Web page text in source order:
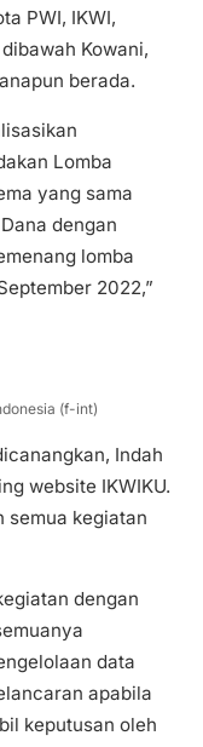
PWI, IKWI,
Kowani,
berada.
Lomba
yang sama
dengan
lomba
2022,”
(f-int)
Indah
website IKWIKU.
semua kegiatan
dengan
data
apabila
keputusan oleh